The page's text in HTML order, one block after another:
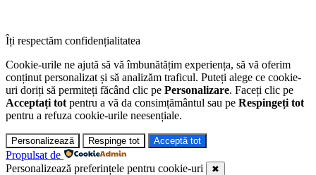
Îți respectăm confidențialitatea
Cookie-urile ne ajută să vă îmbunătățim experiența, să vă oferim
conținut personalizat și să analizăm traficul. Puteți alege ce cookie-
uri doriți să permiteți făcând clic pe Personalizare. Faceți clic pe
Acceptați tot pentru a vă da consimțământul sau pe Respingeți tot
pentru a refuza cookie-urile neesențiale.
Personalizează Respinge tot Acceptă tot
Propulsat de
Personalizează preferințele pentru cookie-uri
✖